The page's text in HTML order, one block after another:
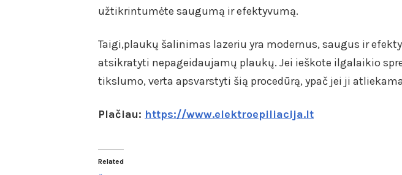
užtikrintumėte saugumą ir efektyvumą.
Taigi,plaukų šalinimas lazeriu yra modernus, saugus ir
atsikratyti nepageidaujamų plaukų. Jei ieškote ilgalaikio
tikslumo, verta apsvarstyti šią procedūrą, ypač jei ji
Plačiau: https://www.elektroepiliacija.lt
Related